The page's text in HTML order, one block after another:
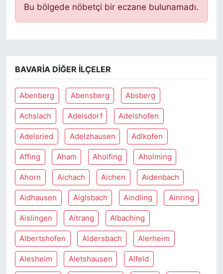
Bu bölgede nöbetçi bir eczane bulunamadı.
BAVARIA DIĞER İLÇELER
Abenberg Abensberg Absberg
Achslach Adelsdorf Adelshofen
Adelsried Adelzhausen Adlkofen
Affing Aham Aholfing Aholming
Ahorn Aichach Aichen Aidenbach
Aidhausen Aiglsbach Aindling Ainring
Aislingen Aitrang Albaching
Albertshofen Aldersbach Alerheim
Alesheim Aletshausen Alfeld